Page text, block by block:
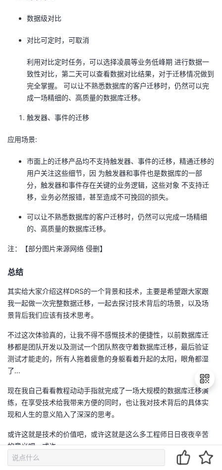
数据级对比
对比可定时，可取消
利用对比定时任务，可以选择凌晨等业务低峰期 进行数据一
致性对比，第二天可以查看数据对比结果，对于迁移情况做到
完全掌握。 可以让不熟悉数据库的客户迁移时，仍然可以完
成一场精细的、高质量的数据库迁移。
触发器、事件的迁移
应用场景:
市面上的迁移产品均不支持触发器、事件的迁移，精通迁移的
用户关注这些细节，因 为触发器和事件也是数据库的一部
分，触发器和事件存在关键的业务逻辑，这些对象 不支持迁
移，业务必然报错，甚至造成不可挽回的损失。
可以让不熟悉数据库的客户迁移时，仍然可以完成一场精细
的、高质量的数据库迁移。
注：【部分图片来源网络 侵删】
总结
其实给大家介绍这样DRS的一个背景和技术，主要是希望跟大家跟
我一起做一次完整数据迁移，一起去探讨技术背后的场景，以及场
景背后我们应该有技术思考。
不过这次体验真的，让我不得不感慨技术的便捷性，以前数据库迁
移都是团队开发以及测试一个团队熬夜守着数据库迁移，最后验证
测试才能走的，所有人拖着疲惫的身躯看着升起的太阳，眼角都湿
了...
现在我自己看看教程动动手指就完成了一场大规模的数据库迁移演
练，在享受技术给我带来方便的同时，也让我对技术背后的具体实
现和人生的意义陷入了深深的思考。
或许这就是技术的价值吧，或许这就是这么多工程师日日夜夜辛苦
的意义吧，或许...
我是敖丙，你知道的越多，你不知道的越多，我们下期见！